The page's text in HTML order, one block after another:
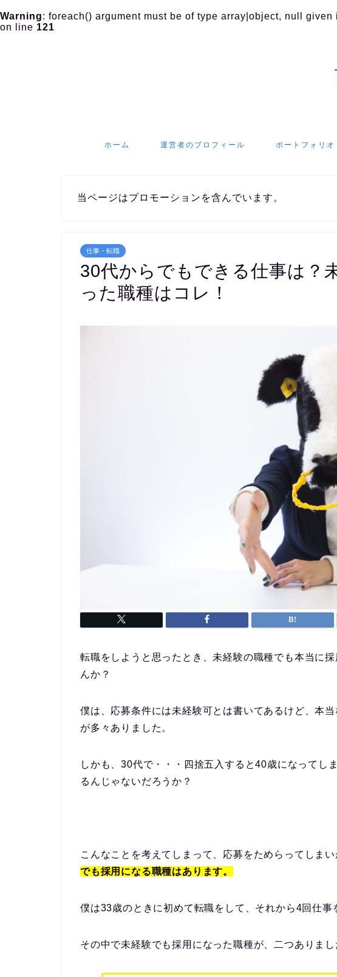
Warning: foreach() argument must be of type array|object, null given
on line 121
ホーム 運営者のプロフィール ポートフォリオ
当ページはプロモーションを含んでいます。
仕事・転職
30代からでもできる仕事は？
った職種はコレ！
転職をしようと思ったとき、未経験の職種でも本当に
んか？
僕は、応募条件には未経験可とは書いてあるけど、本
が多々ありました。
しかも、30代で・・・四捨五入すると40歳になってし
るんじゃないだろうか？
こんなことを考えてしまって、応募をためらってしまい
でも採用になる職種はあります。
僕は33歳のときに初めて転職をして、それから4回仕事
その中で未経験でも採用になった職種が、二つありまし